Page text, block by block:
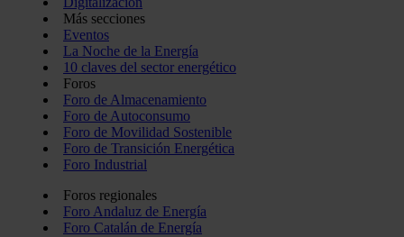
Más secciones
Eventos
La Noche de la Energía
10 claves del sector energético
Foros
Foro de Almacenamiento
Foro de Autoconsumo
Foro de Movilidad Sostenible
Foro de Transición Energética
Foro Industrial
Foros regionales
Foro Andaluz de Energía
Foro Catalán de Energía